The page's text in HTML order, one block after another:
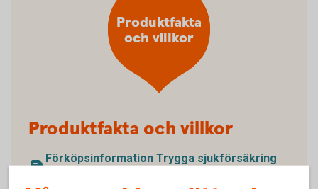
Produktfakta och villkor
Förköpsinformation Trygga sjuk­försäkring
Produktfakta
och villkor